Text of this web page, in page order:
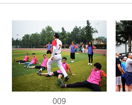
009